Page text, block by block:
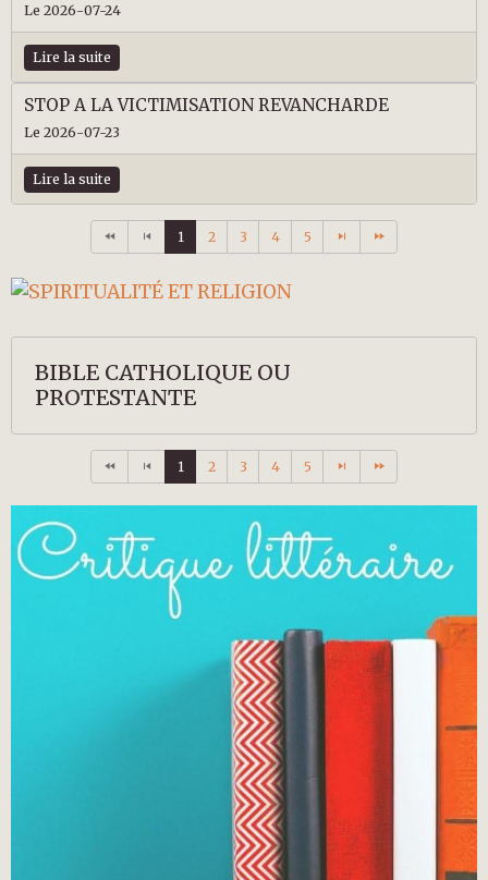
Le 2026-07-24
Lire la suite
STOP A LA VICTIMISATION REVANCHARDE
Le 2026-07-23
Lire la suite
1 2 3 4 5
BIBLE CATHOLIQUE OU
PROTESTANTE
1 2 3 4 5